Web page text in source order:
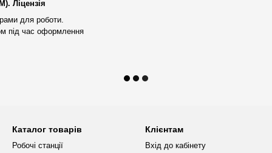
необхідну робочу
налаштований BIOS та
Ліцензія
для роботи.
під час оформлення
Каталог товарів
Робочі станції
Клієнтам
Вхід до кабінету